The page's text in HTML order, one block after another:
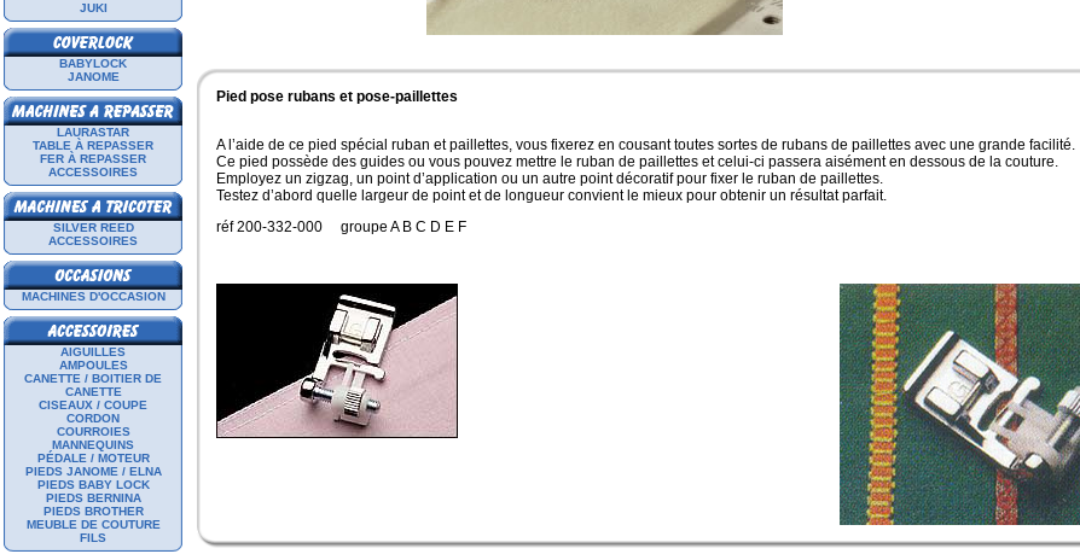
JUKI
BABYLOCK
JANOME
LAURASTAR
TABLE À REPASSER
FER À REPASSER
ACCESSOIRES
SILVER REED
ACCESSOIRES
MACHINES D'OCCASION
AIGUILLES
AMPOULES
CANETTE / BOITIER DE
CANETTE
CISEAUX / COUPE
CORDON
COURROIES
MANNEQUINS
PÉDALE / MOTEUR
PIEDS JANOME / ELNA
PIEDS BABY LOCK
PIEDS BERNINA
PIEDS BROTHER
MEUBLE DE COUTURE
FILS
Pied pose rubans et pose-paillettes
A l’aide de ce pied spécial ruban et paillettes, vous fixerez en cousant toutes sortes de rubans de paillettes avec une grande facilité.
Ce pied possède des guides ou vous pouvez mettre le ruban de paillettes et celui-ci passera aisément en dessous de la couture.
Employez un zigzag, un point d’application ou un autre point décoratif pour fixer le ruban de paillettes.
Testez d’abord quelle largeur de point et de longueur convient le mieux pour obtenir un résultat parfait.
réf 200-332-000 groupe A B C D E F